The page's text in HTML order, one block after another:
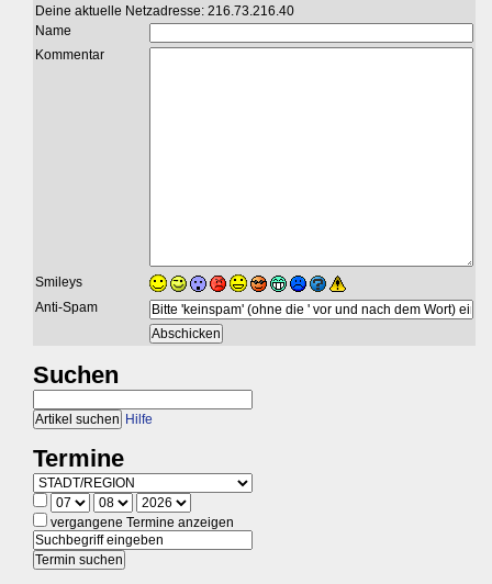
Deine aktuelle Netzadresse: 216.73.216.40
Name
Kommentar
Smileys
Anti-Spam
Suchen
Hilfe
Termine
vergangene Termine anzeigen